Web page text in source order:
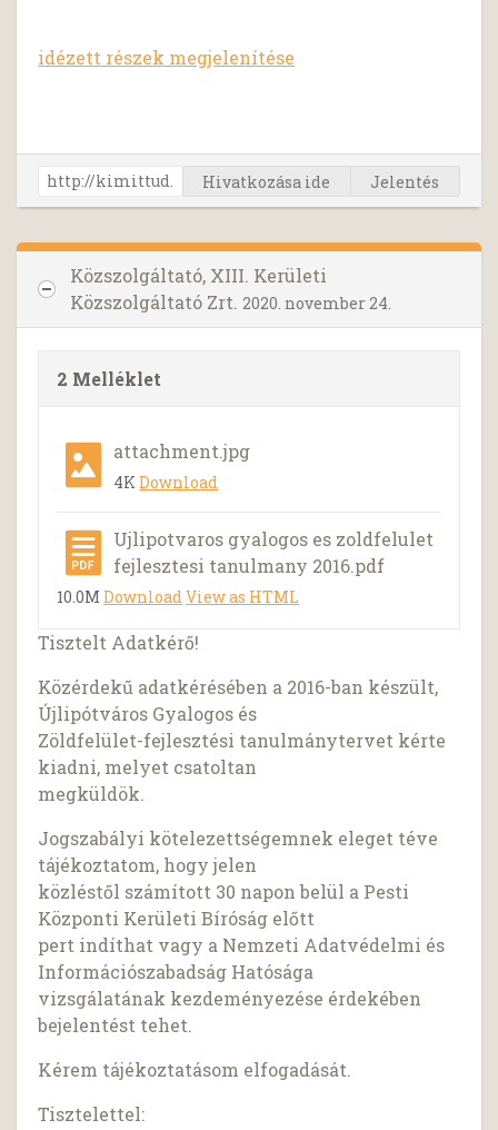
idézett részek megjelenítése
Hivatkozása ide Jelentés
Közszolgáltató, XIII. Kerületi
Közszolgáltató Zrt. 2020. november 24.
2 Melléklet
attachment.jpg
4KDownload
Ujlipotvaros gyalogos es zoldfelulet
fejlesztesi tanulmany 2016.pdf
10.0MDownload View as HTML
Tisztelt Adatkérő!
Közérdekű adatkérésében a 2016-ban készült,
Újlipótváros Gyalogos és
Zöldfelület-fejlesztési tanulmánytervet kérte
kiadni, melyet csatoltan
megküldök.
Jogszabályi kötelezettségemnek eleget téve
tájékoztatom, hogy jelen
közléstől számított 30 napon belül a Pesti
Központi Kerületi Bíróság előtt
pert indíthat vagy a Nemzeti Adatvédelmi és
Információszabadság Hatósága
vizsgálatának kezdeményezése érdekében
bejelentést tehet.
Kérem tájékoztatásom elfogadását.
Tisztelettel: